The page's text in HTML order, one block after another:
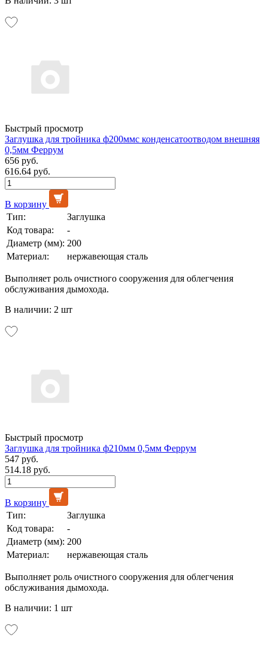
Быстрый просмотр
Заглушка для тройника ф200ммс конденсатоотводом внешняя
0,5мм Феррум
656 руб.
616.64 руб.
В корзину
Тип:
Заглушка
Код товара:
-
Диаметр (мм): 200
Материал:
нержавеющая сталь
Выполняет роль очистного сооружения для облегчения
обслуживания дымохода.
В наличии: 2 шт
Быстрый просмотр
Заглушка для тройника ф210мм 0,5мм Феррум
547 руб.
514.18 руб.
В корзину
Тип:
Заглушка
Код товара:
-
Диаметр (мм): 200
Материал:
нержавеющая сталь
Выполняет роль очистного сооружения для облегчения
обслуживания дымохода.
В наличии: 1 шт